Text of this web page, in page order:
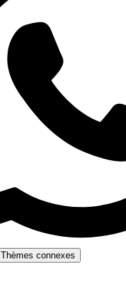
Thèmes connexes